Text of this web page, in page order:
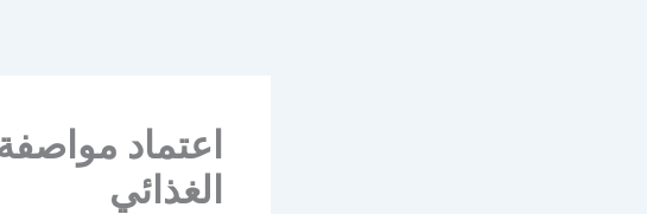
اعتماد
الغذائي